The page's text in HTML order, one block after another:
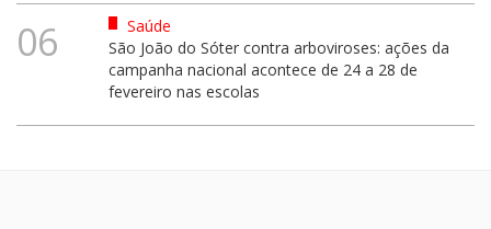
06
Saúde
São João do Sóter contra arboviroses: ações da
campanha nacional acontece de 24 a 28 de
fevereiro nas escolas